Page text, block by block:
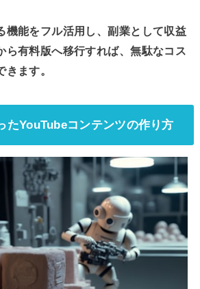
機能をフル活用し、副業として収益
ら有料版へ移行すれば、無駄なコス
きます。
たYouTubeコンテンツの作り方